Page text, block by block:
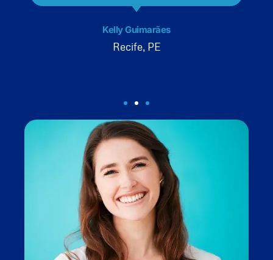
Kelly Guimarães
Recife, PE